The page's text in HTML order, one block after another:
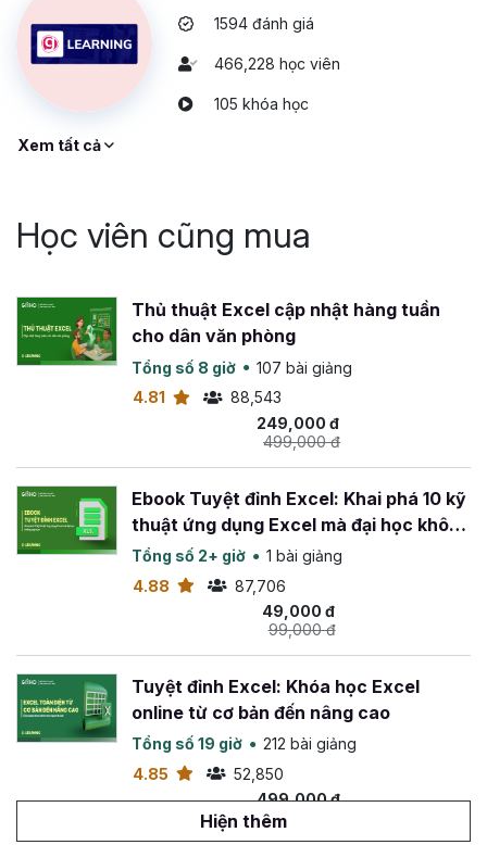
1594 đánh giá
466,228 học viên
105 khóa học
Xem tất cả
Học viên cũng mua
Thủ thuật Excel cập nhật hàng tuần
cho dân văn phòng
Tổng số 8 giờ
107 bài giảng
4.81
88,543
249,000 đ
499,000 đ
Ebook Tuyệt đỉnh Excel: Khai phá 10 kỹ
thuật ứng dụng Excel mà đại học không
dạy bạn
Tổng số 2+ giờ
1 bài giảng
4.88
87,706
49,000 đ
99,000 đ
Tuyệt đỉnh Excel: Khóa học Excel
online từ cơ bản đến nâng cao
Tổng số 19 giờ
212 bài giảng
4.85
52,850
499,000 đ
799,000 đ
Hiện thêm